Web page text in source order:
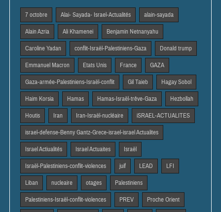
7 octobre Alai- Sayada- Israel-Actualités alain-sayada
Alain Azria Ali Khamenei Benjamin Netnanyahu
Caroline Yadan conflit-Israël-Palestiniens-Gaza Donald trump
Emmanuel Macron Etats Unis France GAZA
Gaza-armée-Palestiniens-Israël-conflit Gil Taieb Hagay Sobol
Haim Korsia Hamas Hamas-Israël-trêve-Gaza Hezbollah
Houtis Iran Iran-Israël-nucléaire iSRAEL-ACTUALITES
israel-defense-Benny Gantz-Grece-israel-israel Actualites
Israel Actiualités Israel Actuaites Israël
Israël-Palestiniens-conflit-violences juif LEAD LFI
Liban nucleaire otages Palestiniens
Palestiniens-Israël-conflit-violences PREV Proche Orient